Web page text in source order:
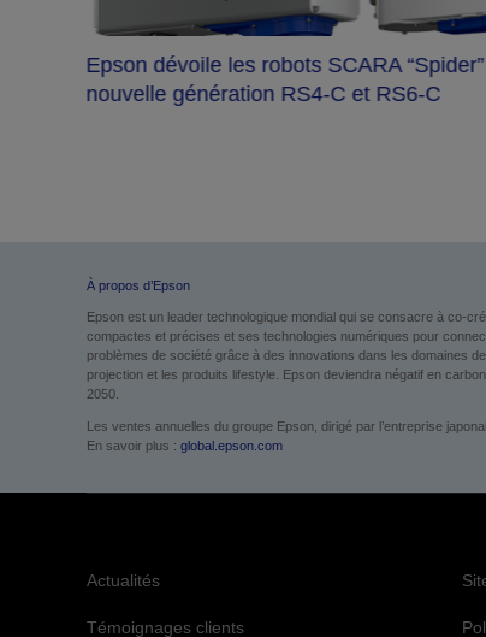
Epson dévoile les robots SCARA
nouvelle génération RS4-C et RS6-C
À propos d’Epson
Epson est un leader technologique mondial qui se consacre à co-
compactes et précises et ses technologies numériques pour
problèmes de société grâce à des innovations dans les domaines
projection et les produits lifestyle. Epson deviendra négatif en
2050.
Les ventes annuelles du groupe Epson, dirigé par l’entreprise
En savoir plus : global.epson.com
Actualités
Témoignages clients